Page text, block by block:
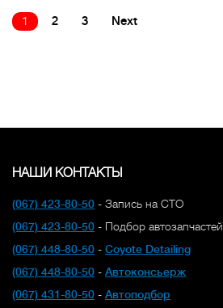
1 2 3 Next
НАШИ КОНТАКТЫ
(067) 423-80-50 - Запись на СТО
(067) 423-80-50 - Подбор автозапчастей
(067) 448-80-50 - Coyote Detailing
(067) 448-80-50 - Автоконсьерж
(067) 431-80-50 - Автоподбор